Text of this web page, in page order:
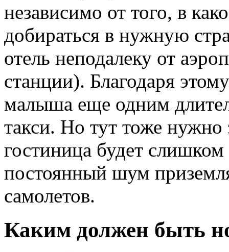
независимо от того, в
добираться в нужную
отель неподалеку от
станции). Благодаря
малыша еще одним
такси. Но тут тоже нужно
гостиница будет
постоянный шум
самолетов.
Каким должен быть